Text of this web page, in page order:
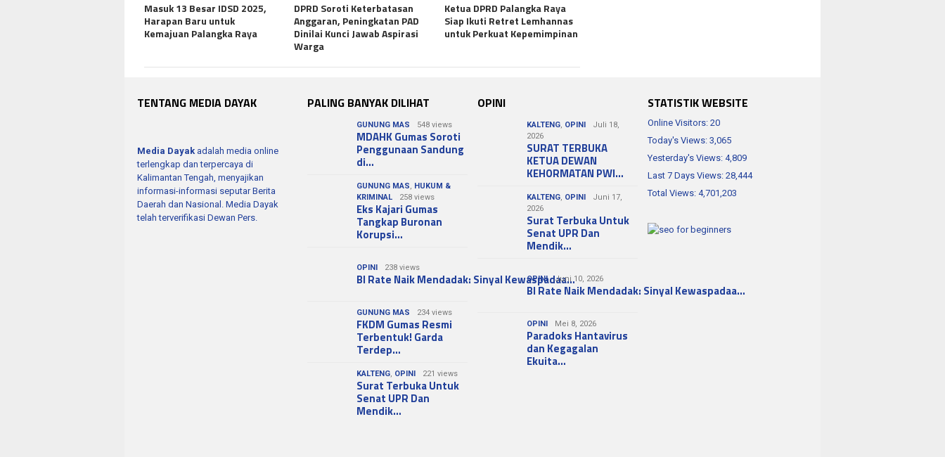
Masuk 13 Besar IDSD 2025,
Harapan Baru untuk
Kemajuan Palangka Raya
DPRD Soroti Keterbatasan
Anggaran, Peningkatan PAD
Dinilai Kunci Jawab Aspirasi
Warga
Ketua DPRD Palangka Raya
Siap Ikuti Retret Lemhannas
untuk Perkuat Kepemimpinan
TENTANG MEDIA DAYAK
Media Dayak adalah media online
terlengkap dan terpercaya di
Kalimantan Tengah, menyajikan
informasi-informasi seputar Berita
Daerah dan Nasional. Media Dayak
telah terverifikasi Dewan Pers.
PALING BANYAK DILIHAT
GUNUNG MAS 548 views
MDAHK Gumas Soroti
Penggunaan Sandung
di…
GUNUNG MAS, HUKUM &
KRIMINAL
258 views
Eks Kajari Gumas
Tangkap Buronan
Korupsi…
OPINI 238 views
BI Rate Naik Mendadak: Sinyal Kewaspadaa…
GUNUNG MAS 234 views
FKDM Gumas Resmi
Terbentuk! Garda
Terdep…
KALTENG, OPINI 221 views
Surat Terbuka Untuk
Senat UPR Dan
Mendik…
OPINI
KALTENG, OPINI
Juli 18,
2026
SURAT TERBUKA
KETUA DEWAN
KEHORMATAN PWI…
KALTENG, OPINI
Juni 17,
2026
Surat Terbuka Untuk
Senat UPR Dan
Mendik…
OPINI Juni 10, 2026
BI Rate Naik Mendadak: Sinyal Kewaspadaa…
OPINI Mei 8, 2026
Paradoks Hantavirus
dan Kegagalan
Ekuita…
STATISTIK WEBSITE
Online Visitors: 20
Today's Views: 3,065
Yesterday's Views: 4,809
Last 7 Days Views: 28,444
Total Views: 4,701,203